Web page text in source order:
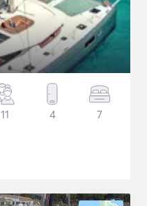
11 4 7